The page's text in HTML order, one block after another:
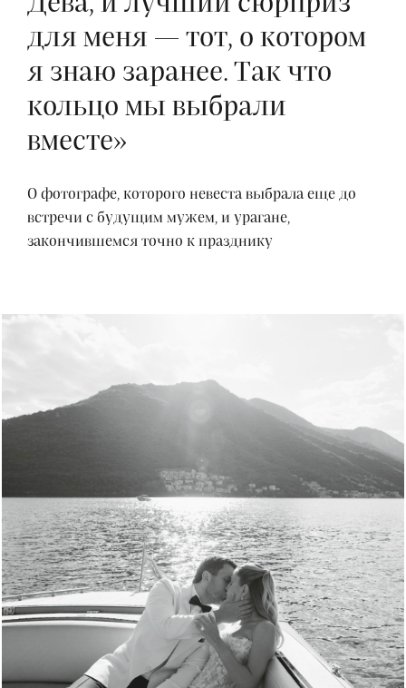
для меня — тот, о котором
я знаю заранее. Так что
кольцо мы выбрали
вместе»
О фотографе, которого невеста выбрала еще до
встречи с будущим мужем, и урагане,
закончившемся точно к празднику